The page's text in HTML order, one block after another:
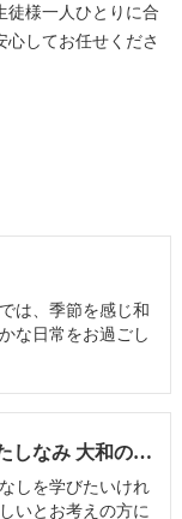
徒様一人ひとりに合
してお任せくださ
は、季節を感じ和
な日常をお過ごし
着物のマナー･和のたしなみ 大和のお客様の声
しを学びたいけれ
いとお考えの方に